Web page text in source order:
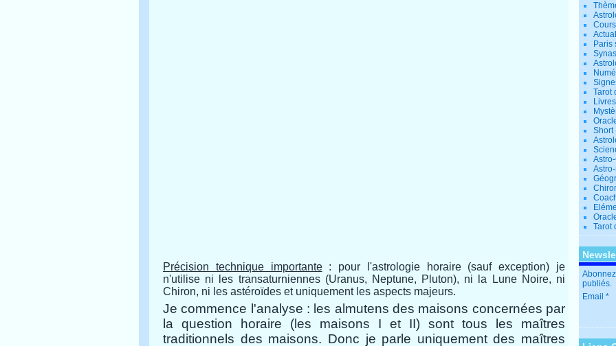
Précision technique importante: pour l'astrologie horaire (sauf exception) je
n'utilise ni les transaturniennes (Uranus, Neptune, Pluton), ni la Lune Noire, ni
Chiron, ni les astéroïdes et uniquement les aspects majeurs.
Je commence l'analyse : les almutens des maisons concernées par
la question horaire (les maisons I et II) sont tous les maîtres
traditionnels des maisons. Donc je parle uniquement des maîtres
Paris
Tarot
Short
Tarot
publiés.
Email